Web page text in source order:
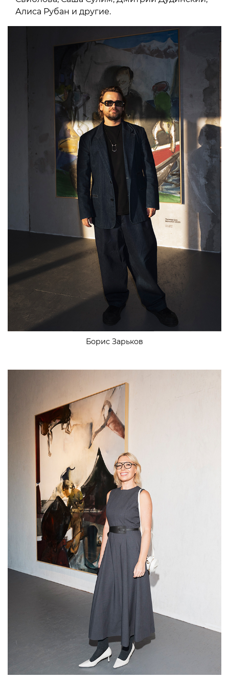
Алиса Рубан и другие.
Борис Зарьков